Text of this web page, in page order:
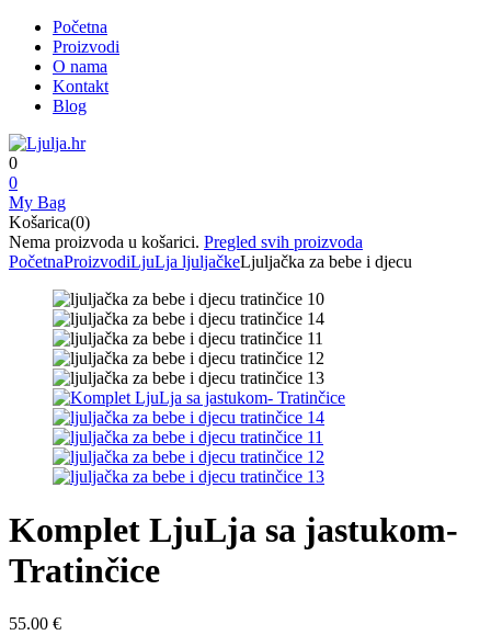
Početna
Proizvodi
O nama
Kontakt
Blog
0
0
My Bag
Košarica(0)
Nema proizvoda u košarici. Pregled svih proizvoda
PočetnaProizvodiLjuLja ljuljačkeLjuljačka za bebe i djecu
Komplet LjuLja sa jastukom-
Tratinčice
55.00 €